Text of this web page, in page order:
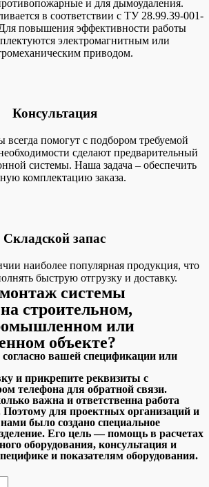
и для дымоудаления.
в соответствии с ТУ 28.99.39-001-
повышения эффективности работы
электромагнитным или
приводом.
Консультация
помогут с подбором требуемой
сделают предварительный
системы. Наша задача – обеспечить
комплектацию заказа.
Складской запас
наиболее популярная продукция, что
быструю отгрузку и доставку.
системы
строительном,
или
объекте?
согласно вашей спецификации или
и прикрепите реквизиты с
телефона для обратной связи.
важна и ответственна работа
для проектных организаций и
было создано специальное
Его цель — помощь в расчетах
оборудования, консультация и
и показателям оборудования.